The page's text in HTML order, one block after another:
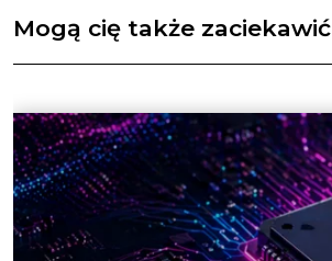
Mogą cię także zaciekawić